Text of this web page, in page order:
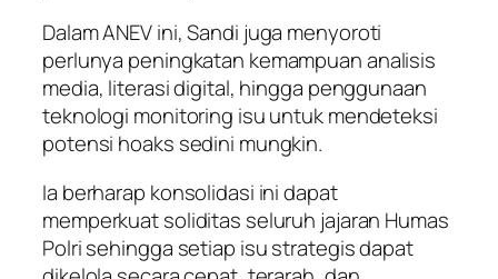
Dalam ANEV ini, Sandi juga menyoroti
perlunya peningkatan kemampuan analisis
media, literasi digital, hingga penggunaan
teknologi monitoring isu untuk mendeteksi
potensi hoaks sedini mungkin.
Ia berharap konsolidasi ini dapat
memperkuat soliditas seluruh jajaran Humas
Polri sehingga setiap isu strategis dapat